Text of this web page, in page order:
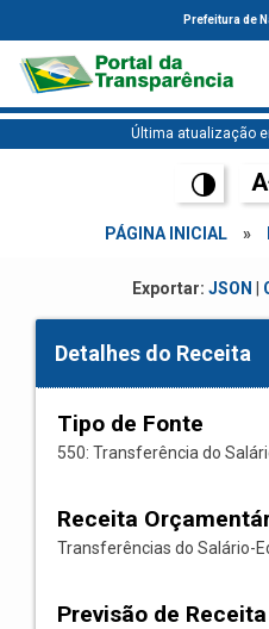
Prefeitura de
Última atualização
PÁGINA INICIAL »
Exportar: JSON
Detalhes do Receita
Tipo de Fonte
550: Transferência do
Receita
Transferências do Salário-
Previsão de Receita